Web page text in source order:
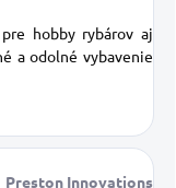
hobby rybárov aj
a odolné vybavenie
Preston Innovations